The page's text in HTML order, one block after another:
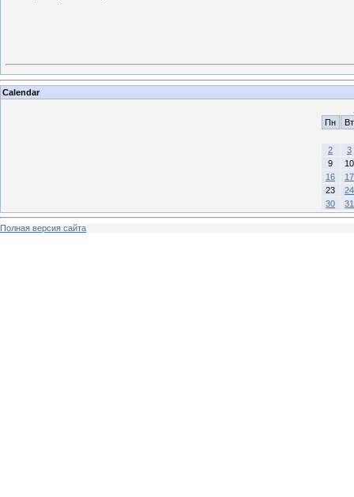
Calendar
Пн
Вт
2
3
9
10
16
17
23
24
30
31
Полная версия сайта